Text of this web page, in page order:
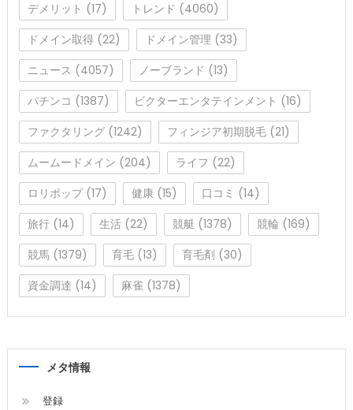
デメリット (17) トレンド (4060)
ドメイン取得(22) ドメイン管理(33)
ニュース (4057) ノーブランド (13)
パチンコ (1387) ビクターエンタテインメント (16)
ファクタリング(1242) フィンジア初期脱毛(21)
ムームードメイン (204) ライフ (22)
ロリポップ(17) 健康(15) 口コミ (14)
旅行(14) 生活(22) 競艇 (1378) 競輪 (169)
競馬(1379) 育毛(13) 育毛剤 (30)
資金調達 (14) 麻雀(1378)
メタ情報
登録